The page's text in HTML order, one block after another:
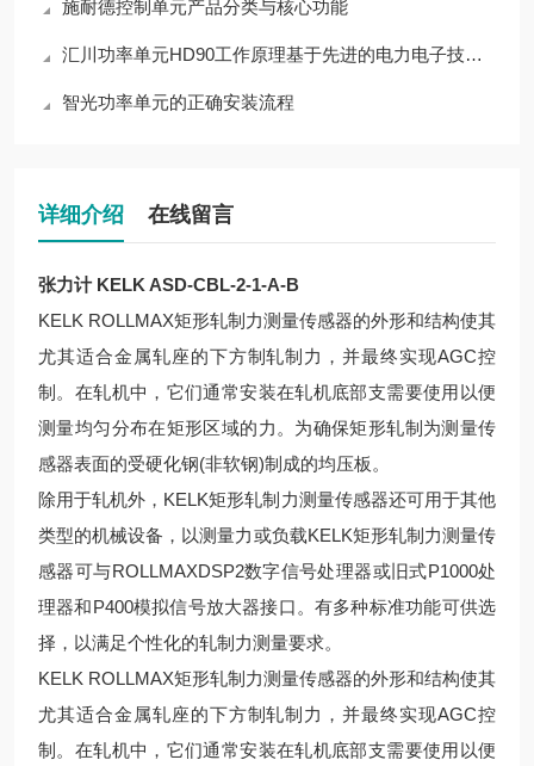
施耐德控制单元产品分类与核心功能
汇川功率单元HD90工作原理基于先进的电力电子技术和控制策略
智光功率单元的正确安装流程
详细介绍 在线留言
张力计 KELK ASD-CBL-2-1-A-B
KELK ROLLMAX矩形轧制力测量传感器的外形和结构使其
尤其适合金属轧座的下方制轧制力，并最终实现AGC控
制。在轧机中，它们通常安装在轧机底部支需要使用以便
测量均匀分布在矩形区域的力。为确保矩形轧制为测量传
感器表面的受硬化钢(非软钢)制成的均压板。
除用于轧机外，KELK矩形轧制力测量传感器还可用于其他
类型的机械设备，以测量力或负载KELK矩形轧制力测量传
感器可与ROLLMAXDSP2数字信号处理器或旧式P1000处
理器和P400模拟信号放大器接口。有多种标准功能可供选
择，以满足个性化的轧制力测量要求。
KELK ROLLMAX矩形轧制力测量传感器的外形和结构使其
尤其适合金属轧座的下方制轧制力，并最终实现AGC控
制。在轧机中，它们通常安装在轧机底部支需要使用以便